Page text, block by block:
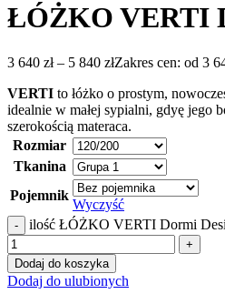
ŁÓŻKO VERTI
3 640 zł – 5 840 złZakres cen: od 3
VERTI to łóżko o prostym,
idealnie w małej sypialni, gdyę jego
szerokością materaca.
Rozmiar
Tkanina
Pojemnik
Wyczyść
ilość ŁÓŻKO VERTI Dormi
Dodaj do koszyka
Dodaj do ulubionych